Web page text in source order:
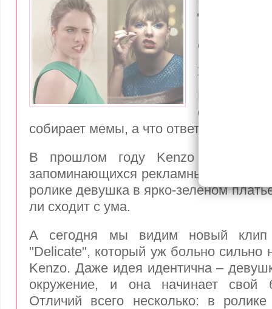
Тейлор
нового
Пресса
скандал,
собирает мемы, а что ответит сам
В прошлом году Kenzo
запоминающихся рекламных
ролике девушка в ярко-зеленом
ли сходит с ума.
А сегодня мы видим новый клип
"Delicate", который уж больно сильно
Kenzo. Даже идея идентична –
окружение, и она начинает свой
Отличий всего несколько: в